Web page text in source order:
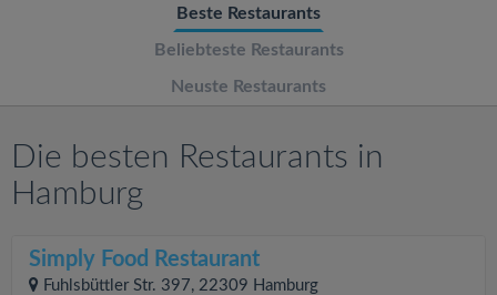
Beste Restaurants
Beliebteste Restaurants
Neuste Restaurants
Die besten Restaurants in
Hamburg
Simply Food Restaurant
Fuhlsbüttler Str. 397, 22309 Hamburg